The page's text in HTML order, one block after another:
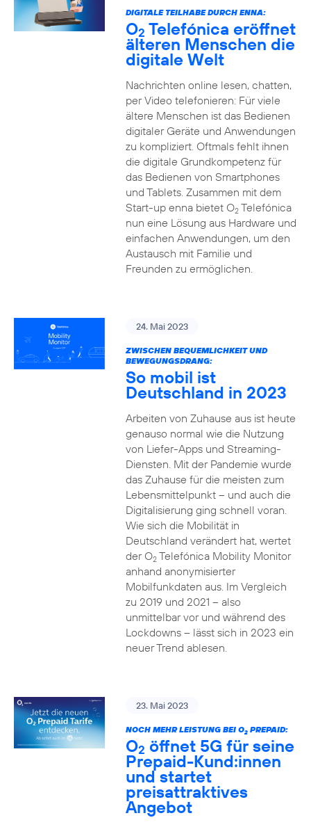
DIGITALE TEILHABE DURCH ENNA:
O2 Telefónica eröffnet
älteren Menschen die
digitale Welt
Nachrichten online lesen, chatten,
per Video telefonieren: Für viele
ältere Menschen ist das Bedienen
digitaler Geräte und Anwendungen
zu kompliziert. Oftmals fehlt ihnen
die digitale Grundkompetenz für
das Bedienen von Smartphones
und Tablets. Zusammen mit dem
Start-up enna bietet O2Telefónica
nun eine Lösung aus Hardware und
einfachen Anwendungen, um den
Austausch mit Familie und
Freunden zu ermöglichen.
24. Mai 2023
ZWISCHEN BEQUEMLICHKEIT UND
BEWEGUNGSDRANG:
So mobil ist
Deutschland in 2023
Arbeiten von Zuhause aus ist heute
genauso normal wie die Nutzung
von Liefer-Apps und Streaming-
Diensten. Mit der Pandemie wurde
das Zuhause für die meisten zum
Lebensmittelpunkt – und auch die
Digitalisierung ging schnell voran.
Wie sich die Mobilität in
Deutschland verändert hat, wertet
der O2Telefónica Mobility Monitor
anhand anonymisierter
Mobilfunkdaten aus. Im Vergleich
zu 2019 und 2021 – also
unmittelbar vor und während des
Lockdowns – lässt sich in 2023 ein
neuer Trend ablesen.
23. Mai 2023
NOCH MEHR LEISTUNG BEI O2PREPAID:
O2 öffnet 5G für seine
Prepaid-Kund:innen
und startet
preisattraktives
Angebot